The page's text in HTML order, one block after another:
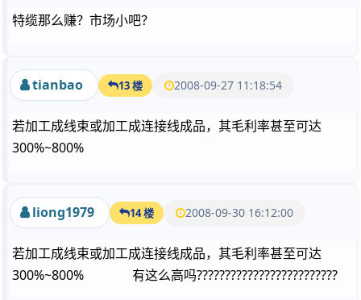
特缆那么赚？市场小吧？
tianbao 13 楼 2008-09-27 11:18:54
若加工成线束或加工成连接线成品，其毛利率甚至可达
300%~800%
liong1979 14 楼 2008-09-30 16:12:00
若加工成线束或加工成连接线成品，其毛利率甚至可达
300%~800% 有这么高吗?????????????????????????